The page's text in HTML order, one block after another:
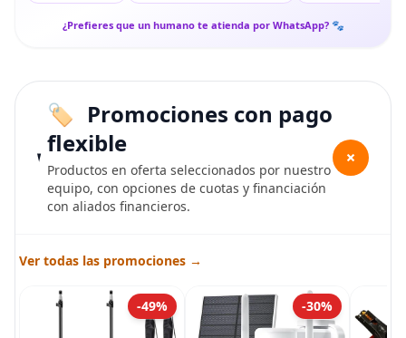
¿Prefieres que un humano te atienda por WhatsApp? 🐾
Promociones con pago
flexible
Productos en oferta seleccionados por nuestro
equipo, con opciones de cuotas y financiación
con aliados financieros.
+
Ver todas las promociones →
-49% -30%